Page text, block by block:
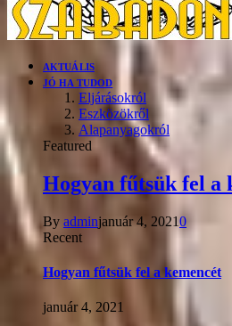
AKTUÁLIS
JÓ HA TUDOD
Eljárásokról
Eszközökről
Alapanyagokról
Featured
Hogyan fűtsük fel a
By adminjanuár 4, 20210
Recent
Hogyan fűtsük fel a kemencét
január 4, 2021